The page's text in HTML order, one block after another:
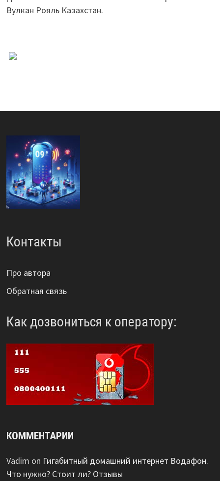
Вулкан Рояль Казахстан.
Контакты
Про автора
Обратная связь
Как дозвониться к оператору:
КОММЕНТАРИИ
Vadim on Гигабитный домашний интернет Водафон.
Что нужно? Стоит ли? Отзывы